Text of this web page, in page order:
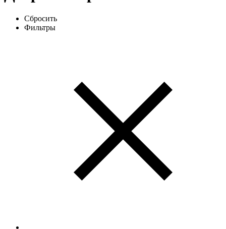
Сбросить
Фильтры